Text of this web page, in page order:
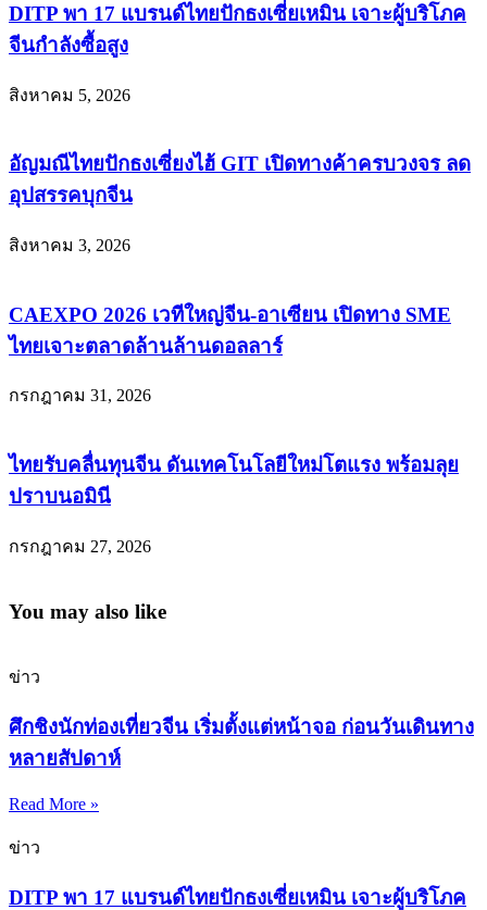
DITP พา 17 แบรนด์ไทยปักธงเซี่ยเหมิน เจาะผู้บริโภค
จีนกำลังซื้อสูง
สิงหาคม 5, 2026
อัญมณีไทยปักธงเซี่ยงไฮ้ GIT เปิดทางค้าครบวงจร ลด
อุปสรรคบุกจีน
สิงหาคม 3, 2026
CAEXPO 2026 เวทีใหญ่จีน-อาเซียน เปิดทาง SME
ไทยเจาะตลาดล้านล้านดอลลาร์
กรกฎาคม 31, 2026
ไทยรับคลื่นทุนจีน ดันเทคโนโลยีใหม่โตแรง พร้อมลุย
ปราบนอมินี
กรกฎาคม 27, 2026
You may also like
ข่าว
ศึกชิงนักท่องเที่ยวจีน เริ่มตั้งแต่หน้าจอ ก่อนวันเดินทาง
หลายสัปดาห์
Read More »
ข่าว
DITP พา 17 แบรนด์ไทยปักธงเซี่ยเหมิน เจาะผู้บริโภค